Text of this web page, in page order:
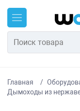
Главная
Дымоходы из